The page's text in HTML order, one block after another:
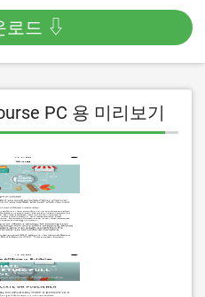
로드 ⇩
PC 용 미리보기